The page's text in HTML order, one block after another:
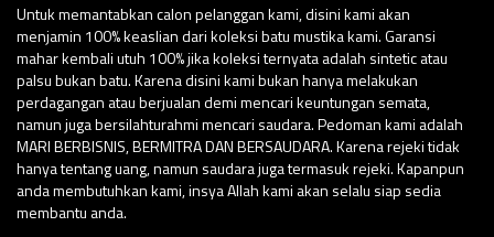
Untuk memantabkan calon pelanggan kami, disini kami akan
menjamin 100% keaslian dari koleksi batu mustika kami. Garansi
mahar kembali utuh 100% jika koleksi ternyata adalah sintetic atau
palsu bukan batu. Karena disini kami bukan hanya melakukan
perdagangan atau berjualan demi mencari keuntungan semata,
namun juga bersilahturahmi mencari saudara. Pedoman kami adalah
MARI BERBISNIS, BERMITRA DAN BERSAUDARA. Karena rejeki tidak
hanya tentang uang, namun saudara juga termasuk rejeki. Kapanpun
anda membutuhkan kami, insya Allah kami akan selalu siap sedia
membantu anda.